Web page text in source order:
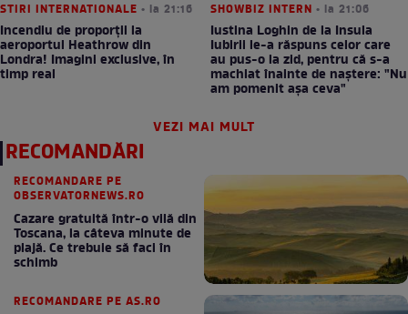
STIRI INTERNATIONALE • la 21:16
Incendiu de proporții la
aeroportul Heathrow din
Londra! Imagini exclusive, în
timp real
SHOWBIZ INTERN • la 21:06
Iustina Loghin de la Insula
Iubirii le-a răspuns celor care
au pus-o la zid, pentru că s-a
machiat înainte de naștere: "Nu
am pomenit așa ceva"
VEZI MAI MULT
RECOMANDĂRI
RECOMANDARE PE
OBSERVATORNEWS.RO
Cazare gratuită într-o vilă din
Toscana, la câteva minute de
plajă. Ce trebuie să faci în
schimb
RECOMANDARE PE AS.RO